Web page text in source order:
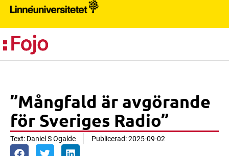
”Mångfald är avgörande
för Sveriges Radio”
Text: Daniel S Ogalde Publicerad:2025-09-02